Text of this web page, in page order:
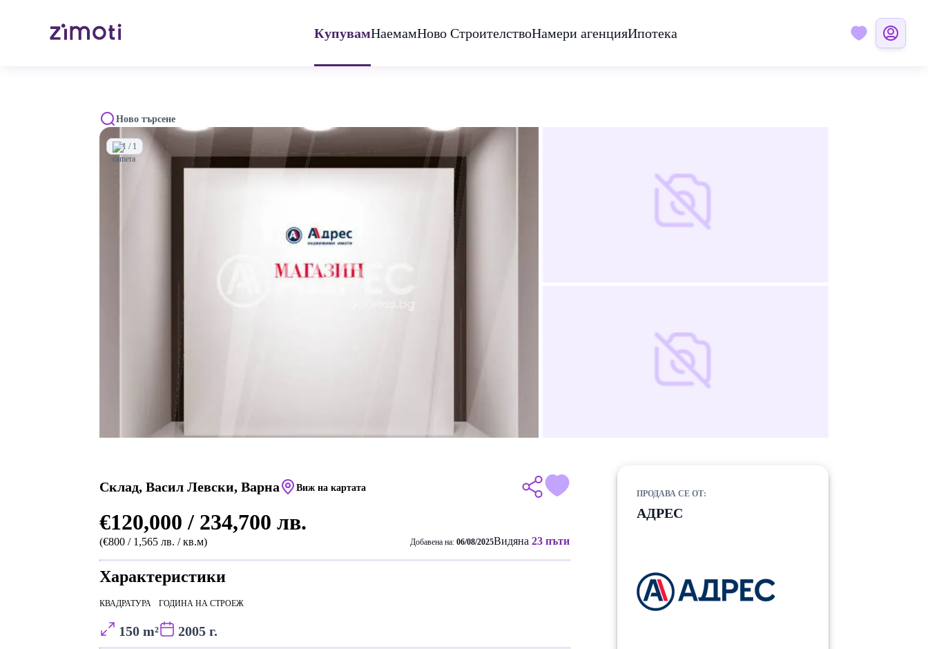
КупувамНаемамНово СтроителствоНамери агенцияИпотека
Ново търсене
1 / 1
Склад, Васил Левски, Варна Виж на картата
€120,000 / 234,700 лв.
(€800 / 1,565 лв. / кв.м) Добавена на: 06/08/2025Видяна 23 пъти
Характеристики
КВАДРАТУРА
150 m²
ГОДИНА НА СТРОЕЖ
2005 г.
ПРОДАВА СЕ ОТ:
АДРЕС